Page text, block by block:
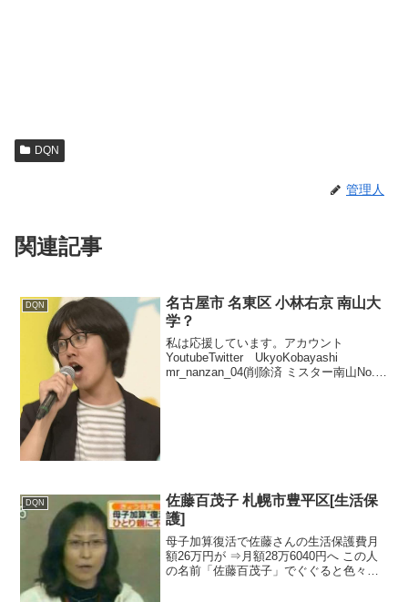
DQN
管理人
関連記事
DQN
名古屋市 名東区 小林右京 南山大
学？
私は応援しています。アカウント
YoutubeTwitter UkyoKobayashi
mr_nanzan_04(削除済 ミスター南山No.4)
DQN
佐藤百茂子 札幌市豊平区[生活保
護]
母子加算復活で佐藤さんの生活保護費月
額26万円が ⇒月額28万6040円へ この人
の名前「佐藤百茂子」でぐぐると色々出